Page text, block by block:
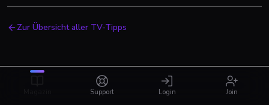
Zur Übersicht aller TV-Tipps
Support Login Join